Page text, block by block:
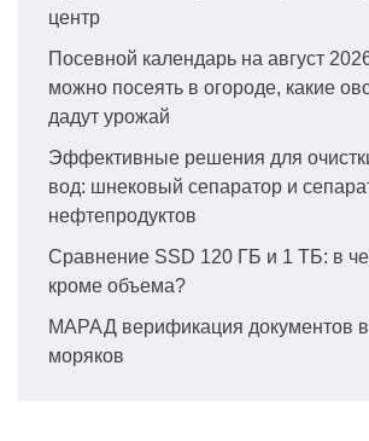
центр
Посевной календарь на август
можно посеять в огороде, какие
дадут урожай
Эффективные решения для
вод: шнековый сепаратор и
нефтепродуктов
Сравнение SSD 120 ГБ и 1 ТБ: в
кроме объема?
МАРАД верификация документов в
моряков